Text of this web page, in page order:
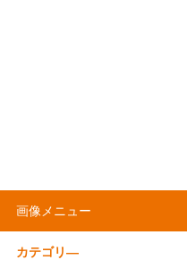
画像メニュー
カテゴリ―